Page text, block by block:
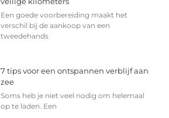
Een goede voorbereiding maakt het
verschil bij de aankoop van een
tweedehands
7 tips voor een ontspannen verblijf aan
zee
Soms heb je niet veel nodig om helemaal
op te laden. Een